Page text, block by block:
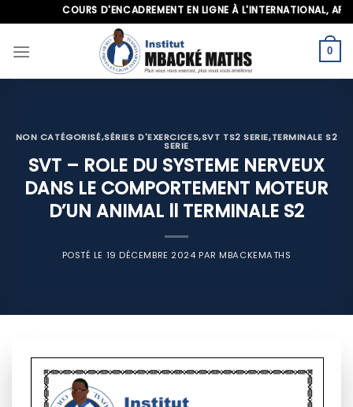
to
content
COURS D'ENCADREMENT EN LIGNE À L'INTERNATIONAL,
0
NON CATÉGORISÉ,SÉRIES D'EXERCICES,SVT TS2 SERIE,TERMINALE S2
SERIE
SVT – ROLE DU SYSTEME NERVEUX
DANS LE COMPORTEMENT MOTEUR
D’UN ANIMAL ll TERMINALE S2
POSTÉ LE 19 DÉCEMBRE 2024 PARMBACKEMATHS